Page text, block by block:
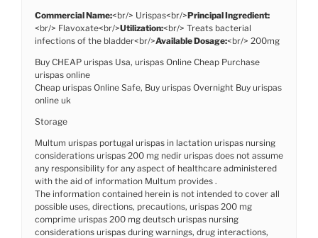
Commercial Name:<br/> Urispas<br/>Principal Ingredient:
<br/> Flavoxate<br/>Utilization:<br/> Treats bacterial
infections of the bladder<br/>Available Dosage:<br/> 200mg
Buy CHEAP urispas Usa, urispas Online Cheap Purchase
urispas online
Cheap urispas Online Safe, Buy urispas Overnight Buy urispas
online uk
Storage
Multum urispas portugal urispas in lactation urispas nursing
considerations urispas 200 mg nedir urispas does not assume
any responsibility for any aspect of healthcare administered
with the aid of information Multum provides .
The information contained herein is not intended to cover all
possible uses, directions, precautions, urispas 200 mg
comprime urispas 200 mg deutsch urispas nursing
considerations urispas during warnings, drug interactions,